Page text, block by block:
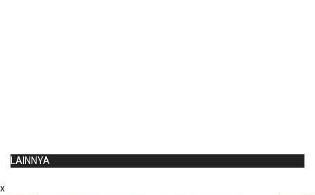
LAINNYA
x